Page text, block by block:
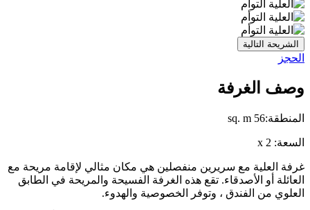
الشريحة التالية
الحجز
وصف الغرفة
المنطقة:56
sq. m
السعة: x 2
غرفة العلية مع سريرين منفصلين هي مكان مثالي لإقامة مريحة مع
العائلة أو الأصدقاء. تقع هذه الغرفة الفسيحة والمريحة في الطابق
العلوي من الفندق ، وتوفر الخصوصية والهدوء.